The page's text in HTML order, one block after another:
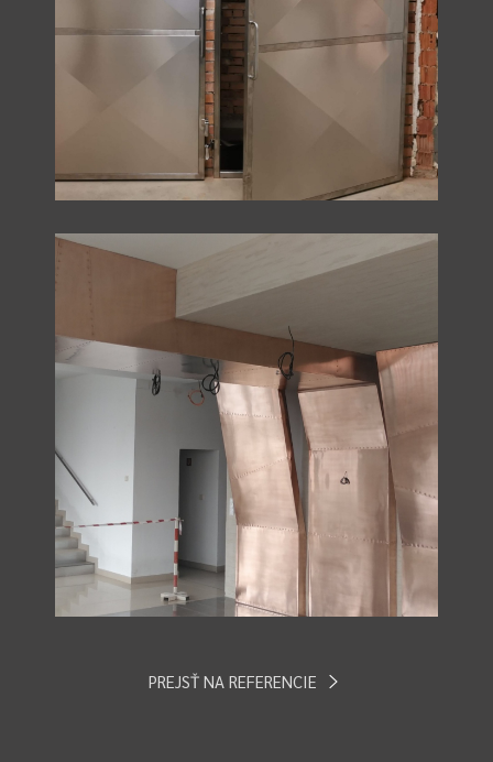
PREJSŤ NA REFERENCIE